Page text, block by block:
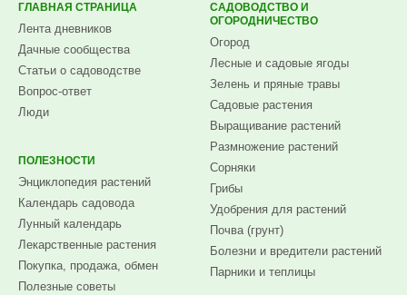
ГЛАВНАЯ СТРАНИЦА
Лента дневников
Дачные сообщества
Статьи о садоводстве
Вопрос-ответ
Люди
ПОЛЕЗНОСТИ
Энциклопедия растений
Календарь садовода
Лунный календарь
Лекарственные растения
Покупка, продажа, обмен
Полезные советы
САДОВОДСТВО И
ОГОРОДНИЧЕСТВО
Огород
Лесные и садовые ягоды
Зелень и пряные травы
Садовые растения
Выращивание растений
Размножение растений
Сорняки
Грибы
Удобрения для растений
Почва (грунт)
Болезни и вредители растений
Парники и теплицы